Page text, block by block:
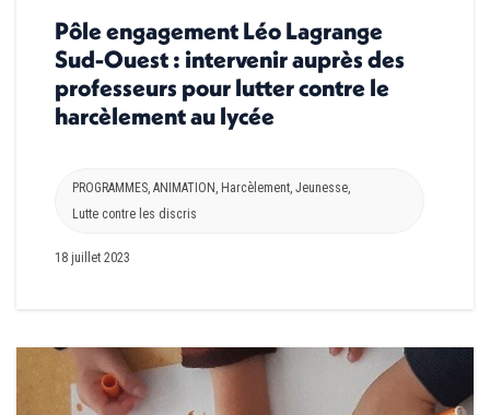
Pôle engagement Léo Lagrange
Sud-Ouest : intervenir auprès des
professeurs pour lutter contre le
harcèlement au lycée
PROGRAMMES, ANIMATION , Harcèlement, Jeunesse,
Lutte contre les discris
18 juillet 2023